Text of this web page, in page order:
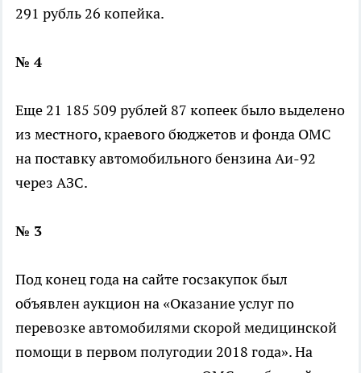
291 рубль 26 копейка.
№ 4
Еще 21 185 509 рублей 87 копеек было выделено
из местного, краевого бюджетов и фонда ОМС
на поставку автомобильного бензина Аи-92
через АЗС.
№ 3
Под конец года на сайте госзакупок был
объявлен аукцион на «Оказание услуг по
перевозке автомобилями скорой медицинской
помощи в первом полугодии 2018 года». На